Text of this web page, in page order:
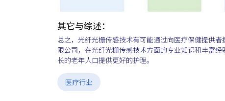
其它与综述：
总之，光纤光栅传感技术有可能通过向医疗保健提供
限公司，在光纤光栅传感技术方面的专业知识和丰富
长的老年人口提供更好的护理。
医疗行业